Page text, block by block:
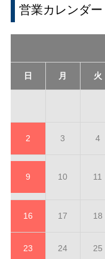
営業カレンダー
日 月 火
2 3 4
9 10 11
16 17 18
23 24 25